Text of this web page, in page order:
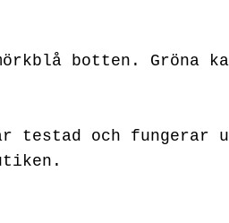
botten. Gröna
och fungerar